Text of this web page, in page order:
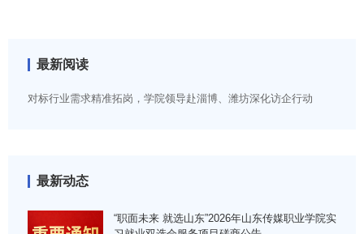
最新阅读
对标行业需求精准拓岗，学院领导赴淄博、潍坊深化访企行动
最新动态
“职面未来 就选山东”2026年山东传媒职业学院实